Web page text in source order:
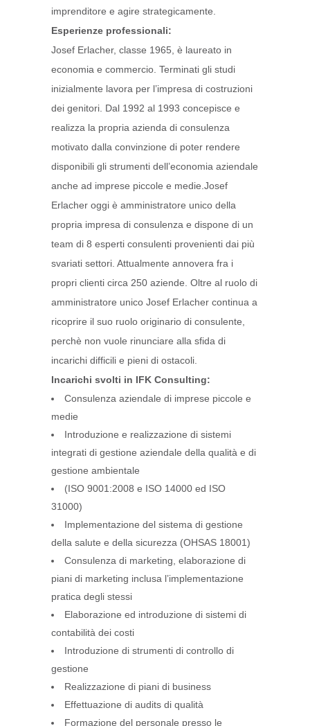
imprenditore e agire strategicamente.
Esperienze professionali:
Josef Erlacher, classe 1965, è laureato in
economia e commercio. Terminati gli studi
inizialmente lavora per l’impresa di costruzioni
dei genitori. Dal 1992 al 1993 concepisce e
realizza la propria azienda di consulenza
motivato dalla convinzione di poter rendere
disponibili gli strumenti dell’economia aziendale
anche ad imprese piccole e medie.Josef
Erlacher oggi è amministratore unico della
propria impresa di consulenza e dispone di un
team di 8 esperti consulenti provenienti dai più
svariati settori. Attualmente annovera fra i
propri clienti circa 250 aziende. Oltre al ruolo di
amministratore unico Josef Erlacher continua a
ricoprire il suo ruolo originario di consulente,
perchè non vuole rinunciare alla sfida di
incarichi difficili e pieni di ostacoli.
Incarichi svolti in IFK Consulting:
Consulenza aziendale di imprese piccole e
medie
Introduzione e realizzazione di sistemi
integrati di gestione aziendale della qualità e di
gestione ambientale
(ISO 9001:2008 e ISO 14000 ed ISO
31000)
Implementazione del sistema di gestione
della salute e della sicurezza (OHSAS 18001)
Consulenza di marketing, elaborazione di
piani di marketing inclusa l’implementazione
pratica degli stessi
Elaborazione ed introduzione di sistemi di
contabilità dei costi
Introduzione di strumenti di controllo di
gestione
Realizzazione di piani di business
Effettuazione di audits di qualità
Formazione del personale presso le